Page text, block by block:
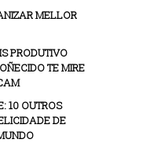
MELLOR
PRODUTIVO
TE MIRE
10 OUTROS
DE